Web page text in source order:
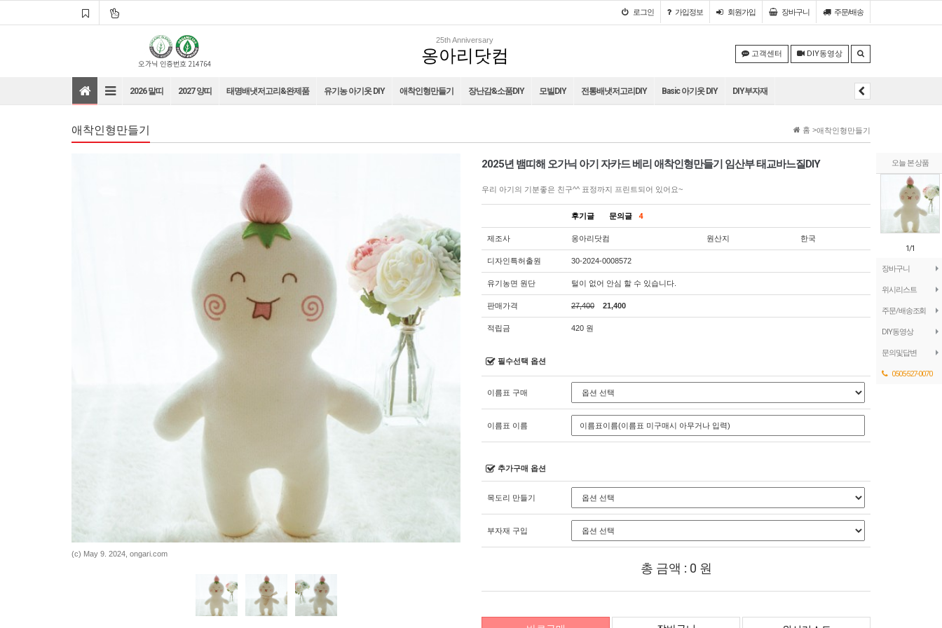
로그인 가입정보 회원가입 장바구니 주문/배송
오늘 본 상품
1/1
장바구니
위시리스트
주문/배송조회
바로가기
DIY동영상
문의및답변
0505-527-0070
25th Anniversary
옹아리닷컴 고객센터 DIY동영상
2026 말띠 2027 양띠 태명배냇저고리&완제품 유기농 아기옷 DIY 애착인형만들기 장난감&소품DIY 모빌DIY 전통배냇저고리DIY Basic 아기옷 DIY DIY부자재
홈 >애착인형만들기
애착인형만들기
(c) May 9. 2024, ongari.com
2025년 뱀띠해 오가닉 아기 자카드 베리 애착인형만들기 임산부 태교바느질DIY
우리 아기의 기분좋은 친구^^ 표정까지 프린트되어 있어요~
후기글 문의글 4
제조사 옹아리닷컴 원산지 한국
디자인특허출원 30-2024-0008572
유기농면 원단 털이 없어 안심 할 수 있습니다.
판매가격 27,400 21,400
적립금 420 원
필수선택 옵션
이름표 구매
이름표 이름
추가구매 옵션
목도리 만들기
부자재 구입
총 금액 : 0 원